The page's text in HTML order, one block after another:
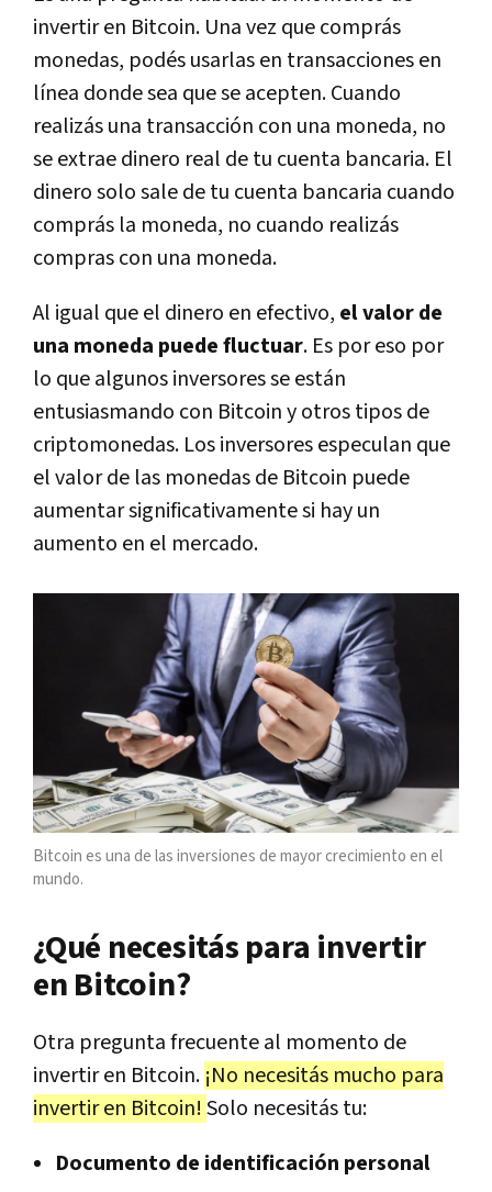
invertir en Bitcoin. Una vez que comprás
monedas, podés usarlas en transacciones en
línea donde sea que se acepten. Cuando
realizás una transacción con una moneda, no
se extrae dinero real de tu cuenta bancaria. El
dinero solo sale de tu cuenta bancaria cuando
comprás la moneda, no cuando realizás
compras con una moneda.
Al igual que el dinero en efectivo, el valor de
una moneda puede fluctuar. Es por eso por
lo que algunos inversores se están
entusiasmando con Bitcoin y otros tipos de
criptomonedas. Los inversores especulan que
el valor de las monedas de Bitcoin puede
aumentar significativamente si hay un
aumento en el mercado.
Bitcoin es una de las inversiones de mayor crecimiento en el
mundo.
¿Qué necesitás para invertir
en Bitcoin?
Otra pregunta frecuente al momento de
invertir en Bitcoin. ¡No necesitás mucho para
invertir en Bitcoin!Solo necesitás tu:
Documento de identificación personal